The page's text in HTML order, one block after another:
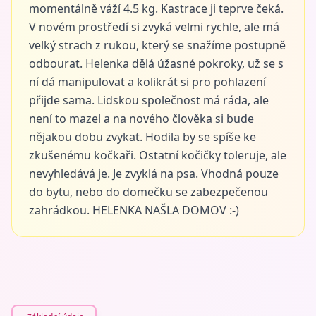
momentálně váží 4.5 kg. Kastrace ji teprve čeká.
V novém prostředí si zvyká velmi rychle, ale má
velký strach z rukou, který se snažíme postupně
odbourat. Helenka dělá úžasné pokroky, už se s
ní dá manipulovat a kolikrát si pro pohlazení
přijde sama. Lidskou společnost má ráda, ale
není to mazel a na nového člověka si bude
nějakou dobu zvykat. Hodila by se spíše ke
zkušenému kočkaři. Ostatní kočičky toleruje, ale
nevyhledává je. Je zvyklá na psa. Vhodná pouze
do bytu, nebo do domečku se zabezpečenou
zahrádkou. HELENKA NAŠLA DOMOV :-)